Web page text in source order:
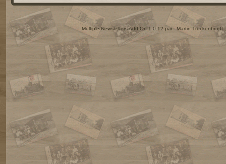
Multiple Newsletters Add On 1.0.12 par Martin Truckenbrodt